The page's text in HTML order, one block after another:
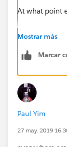
At what point
Did you check
Mostrar más
Marcar
Paul Yim
27 may. 2019